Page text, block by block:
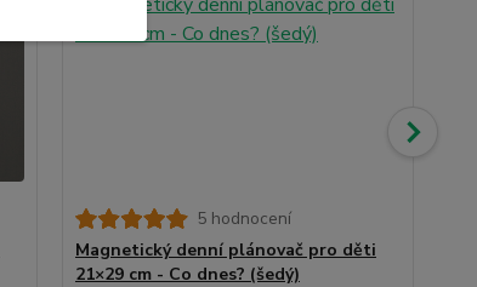
5 hodnocení
Magnetický denní plánovač pro děti
21×29 cm - Co dnes? (šedý)